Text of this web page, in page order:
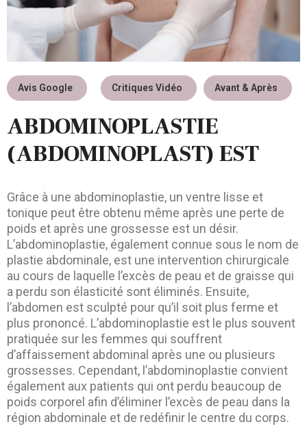
Avis Google Critiques Vidéo Avant & Après
ABDOMINOPLASTIE
(ABDOMINOPLAST) EST
Grâce à une abdominoplastie, un ventre lisse et
tonique peut être obtenu même après une perte de
poids et après une grossesse est un désir.
L’abdominoplastie, également connue sous le nom de
plastie abdominale, est une intervention chirurgicale
au cours de laquelle l’excès de peau et de graisse qui
a perdu son élasticité sont éliminés. Ensuite,
l’abdomen est sculpté pour qu’il soit plus ferme et
plus prononcé. L’abdominoplastie est le plus souvent
pratiquée sur les femmes qui souffrent
d’affaissement abdominal après une ou plusieurs
grossesses. Cependant, l’abdominoplastie convient
également aux patients qui ont perdu beaucoup de
poids corporel afin d’éliminer l’excès de peau dans la
région abdominale et de redéfinir le centre du corps.